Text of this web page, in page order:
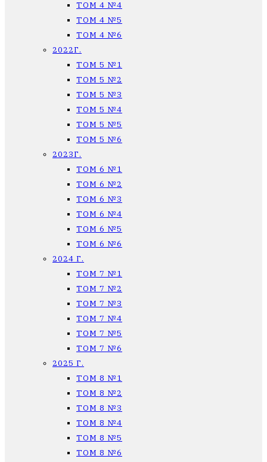
ТОМ 4 №4
ТОМ 4 №5
ТОМ 4 №6
2022Г.
ТОМ 5 №1
ТОМ 5 №2
ТОМ 5 №3
ТОМ 5 №4
ТОМ 5 №5
ТОМ 5 №6
2023Г.
ТОМ 6 №1
ТОМ 6 №2
ТОМ 6 №3
ТОМ 6 №4
ТОМ 6 №5
ТОМ 6 №6
2024 Г.
ТОМ 7 №1
ТОМ 7 №2
ТОМ 7 №3
ТОМ 7 №4
ТОМ 7 №5
ТОМ 7 №6
2025 Г.
ТОМ 8 №1
ТОМ 8 №2
ТОМ 8 №3
ТОМ 8 №4
ТОМ 8 №5
ТОМ 8 №6